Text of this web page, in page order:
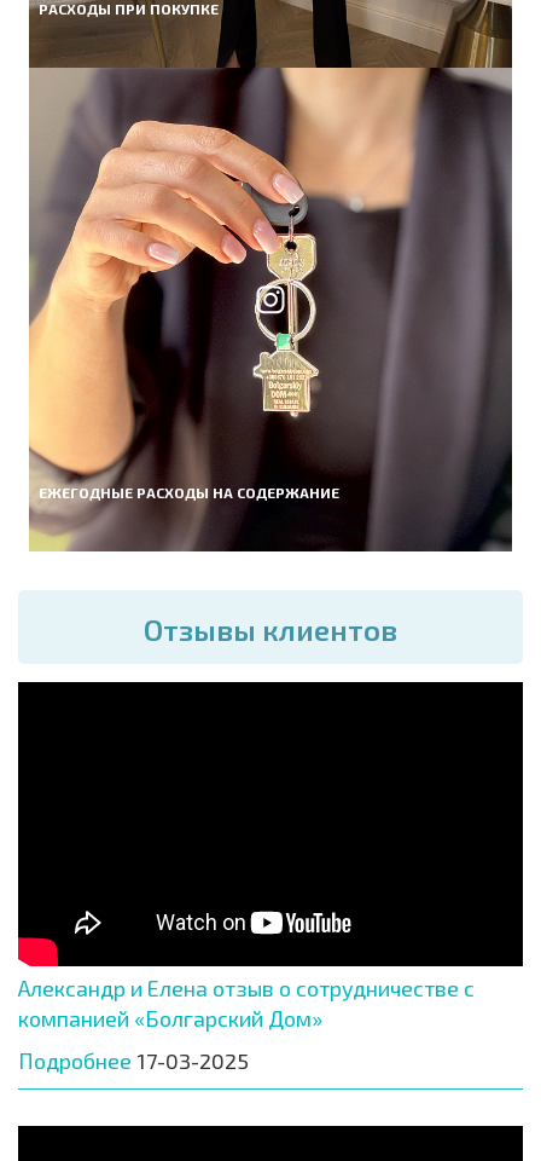
РАСХОДЫ ПРИ ПОКУПКЕ
ЕЖЕГОДНЫЕ РАСХОДЫ НА СОДЕРЖАНИЕ
Отзывы клиентов
Александр и Елена отзыв о сотрудничестве с
компанией «Болгарский Дом»
Подробнее 17-03-2025